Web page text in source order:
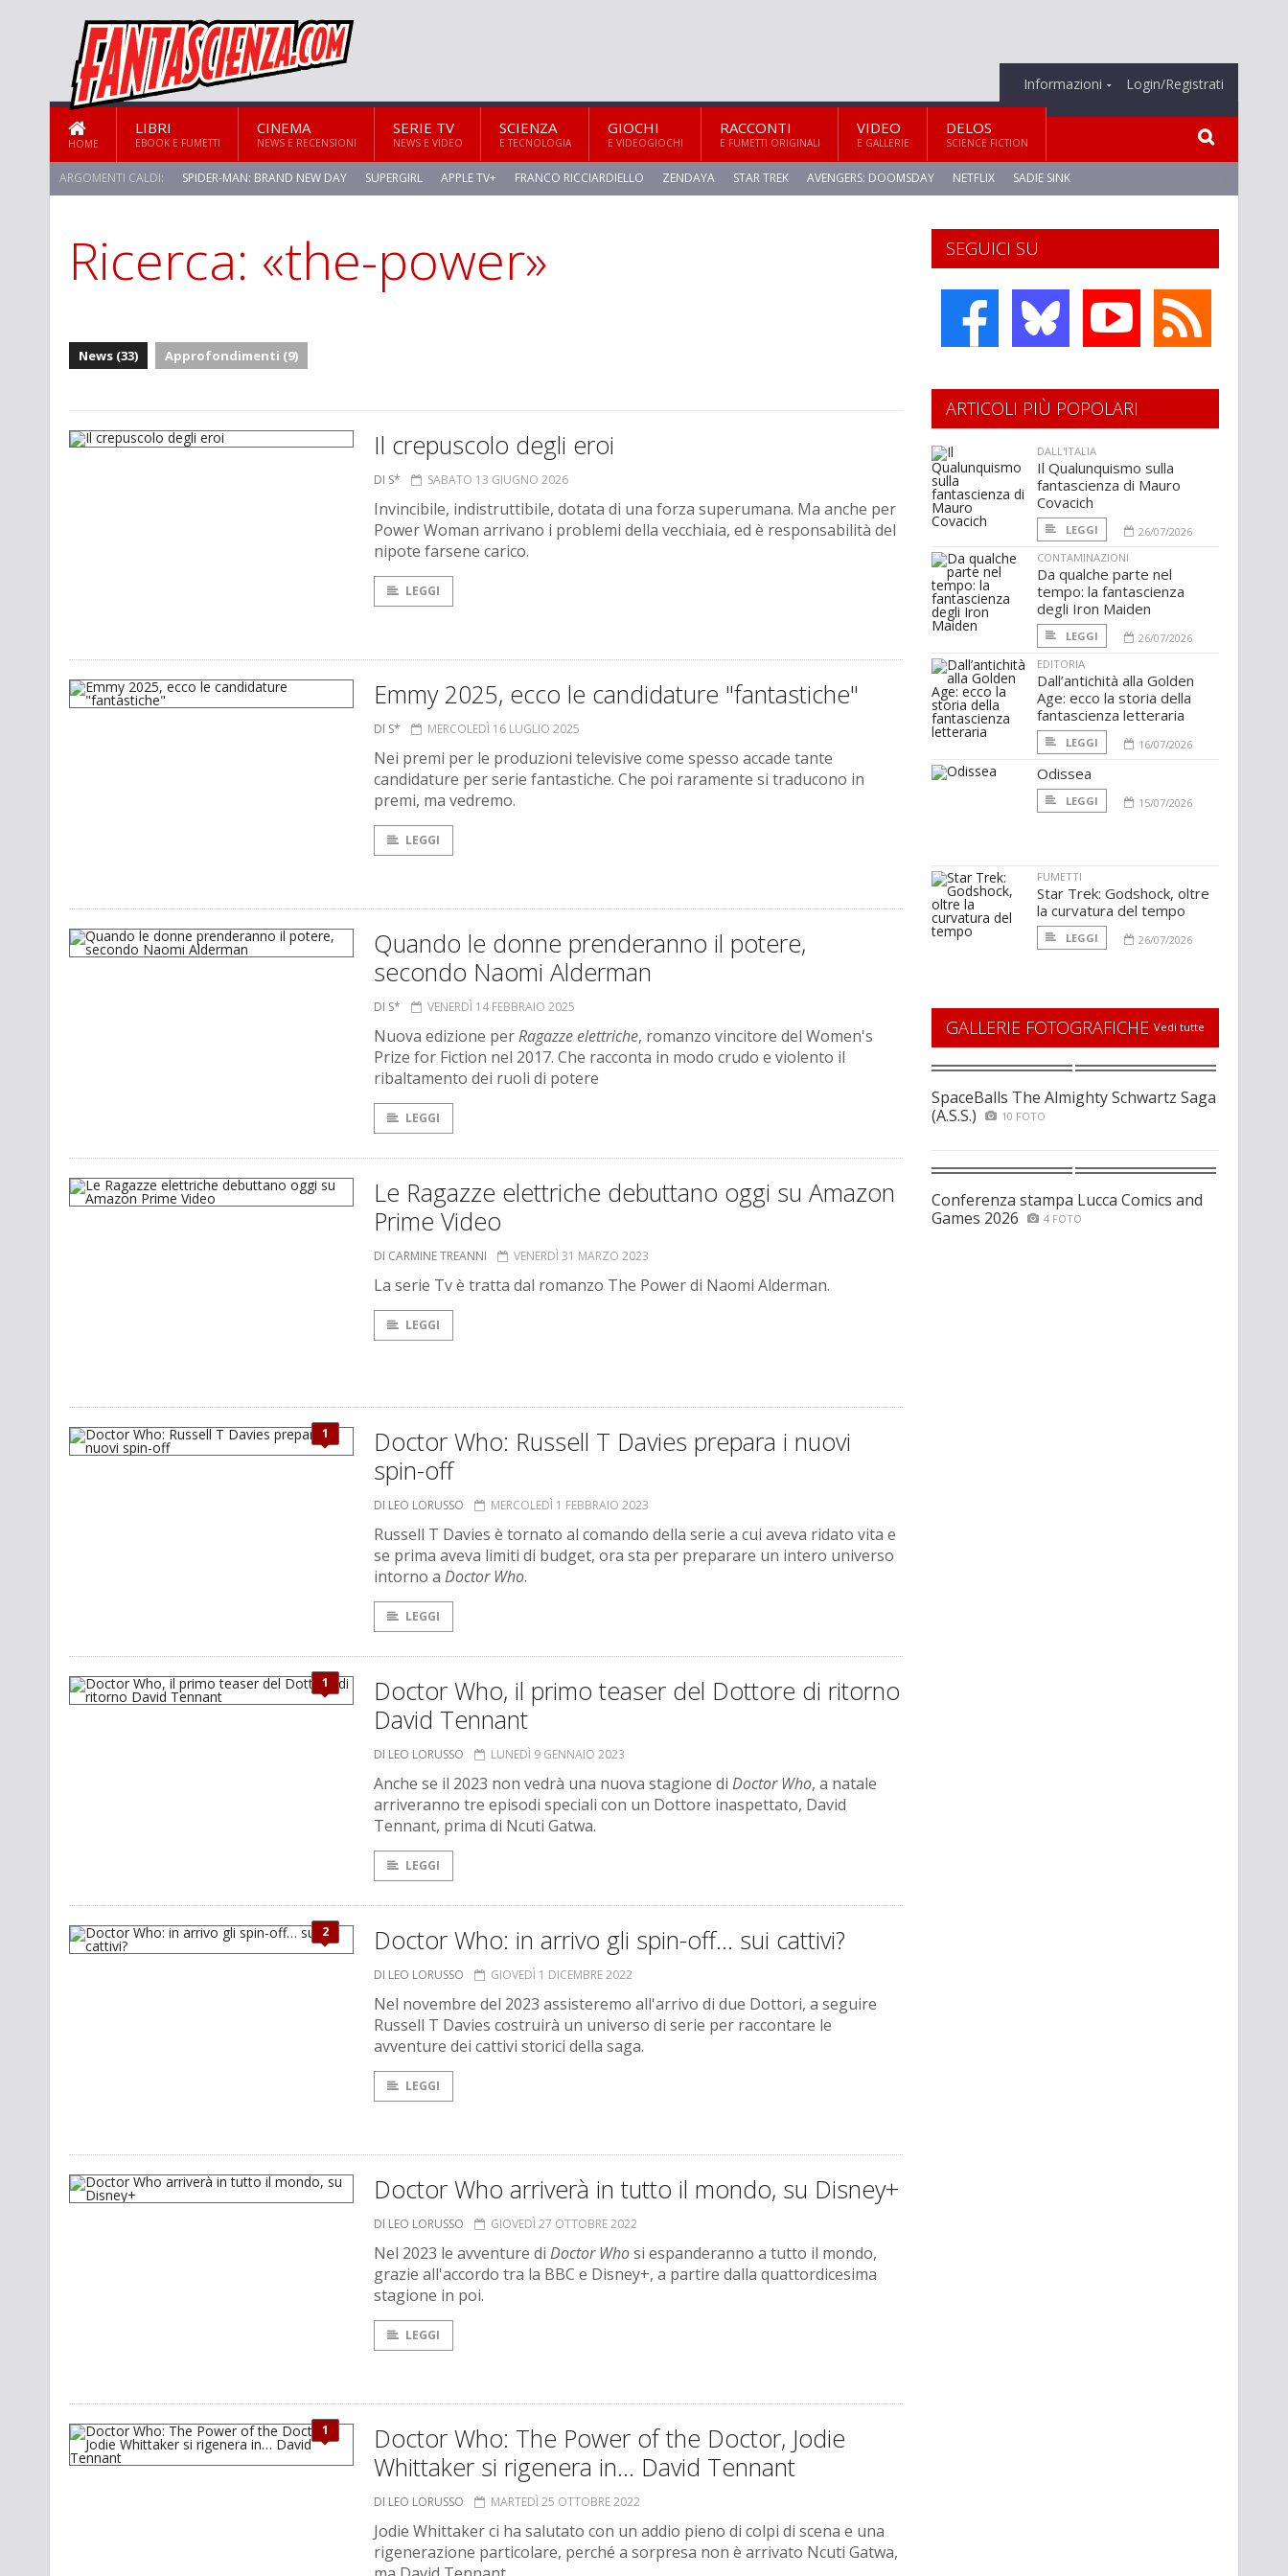
Informazioni Login/Registrati
HOME
LIBRI
EBOOK E FUMETTI
CINEMA
NEWS E RECENSIONI
SERIE TV
NEWS E VIDEO
SCIENZA
E TECNOLOGIA
GIOCHI
E VIDEOGIOCHI
RACCONTI
E FUMETTI ORIGINALI
VIDEO
E GALLERIE
DELOS
SCIENCE FICTION
ARGOMENTI CALDI: SPIDER-MAN: BRAND NEW DAY SUPERGIRL APPLE TV+ FRANCO RICCIARDIELLO ZENDAYA STAR TREK AVENGERS: DOOMSDAY NETFLIX SADIE SINK
STAR TREK: STRANGE NEW WORLDS
Ricerca: «the-power»
News (33) Approfondimenti (9)
Il crepuscolo degli eroi
DI S* SABATO 13 GIUGNO 2026
Invincibile, indistruttibile, dotata di una forza superumana. Ma anche per
Power Woman arrivano i problemi della vecchiaia, ed è responsabilità del
nipote farsene carico.
LEGGI
Emmy 2025, ecco le candidature "fantastiche"
DI S* MERCOLEDÌ 16 LUGLIO 2025
Nei premi per le produzioni televisive come spesso accade tante
candidature per serie fantastiche. Che poi raramente si traducono in
premi, ma vedremo.
LEGGI
Quando le donne prenderanno il potere,
secondo Naomi Alderman
DI S* VENERDÌ 14 FEBBRAIO 2025
Nuova edizione perRagazze elettriche, romanzo vincitore del Women's
Prize for Fiction nel 2017. Che racconta in modo crudo e violento il
ribaltamento dei ruoli di potere
LEGGI
Le Ragazze elettriche debuttano oggi su Amazon
Prime Video
DI CARMINE TREANNI VENERDÌ 31 MARZO 2023
La serie Tv è tratta dal romanzo The Power di Naomi Alderman.
LEGGI
1
Doctor Who: Russell T Davies prepara i nuovi
spin-off
DI LEO LORUSSO MERCOLEDÌ 1 FEBBRAIO 2023
Russell T Davies è tornato al comando della serie a cui aveva ridato vita e
se prima aveva limiti di budget, ora sta per preparare un intero universo
intorno a Doctor Who.
LEGGI
1
Doctor Who, il primo teaser del Dottore di ritorno
David Tennant
DI LEO LORUSSO LUNEDÌ 9 GENNAIO 2023
Anche se il 2023 non vedrà una nuova stagione di Doctor Who, a natale
arriveranno tre episodi speciali con un Dottore inaspettato, David
Tennant, prima di Ncuti Gatwa.
LEGGI
2 Doctor Who: in arrivo gli spin-off… sui cattivi?
DI LEO LORUSSO GIOVEDÌ 1 DICEMBRE 2022
Nel novembre del 2023 assisteremo all'arrivo di due Dottori, a seguire
Russell T Davies costruirà un universo di serie per raccontare le
avventure dei cattivi storici della saga.
LEGGI
Doctor Who arriverà in tutto il mondo, su Disney+
DI LEO LORUSSO GIOVEDÌ 27 OTTOBRE 2022
Nel 2023 le avventure di Doctor Whosi espanderanno a tutto il mondo,
grazie all'accordo tra la BBC e Disney+, a partire dalla quattordicesima
stagione in poi.
LEGGI
1
Doctor Who: The Power of the Doctor, Jodie
Whittaker si rigenera in… David Tennant
DI LEO LORUSSO MARTEDÌ 25 OTTOBRE 2022
Jodie Whittaker ci ha salutato con un addio pieno di colpi di scena e una
rigenerazione particolare, perché a sorpresa non è arrivato Ncuti Gatwa,
SEGUICI SU
ARTICOLI PIÙ POPOLARI
DALL'ITALIA
Il Qualunquismo sulla
fantascienza di Mauro
Covacich
LEGGI
26/07/2026
CONTAMINAZIONI
Da qualche parte nel
tempo: la fantascienza
degli Iron Maiden
LEGGI
26/07/2026
EDITORIA
Dall’antichità alla Golden
Age: ecco la storia della
fantascienza letteraria
LEGGI 16/07/2026
Odissea
LEGGI 15/07/2026
FUMETTI
Star Trek: Godshock, oltre
la curvatura del tempo
LEGGI 26/07/2026
GALLERIE FOTOGRAFICHE Vedi tutte
SpaceBalls The Almighty Schwartz Saga
(A.S.S.)
10 FOTO
Conferenza stampa Lucca Comics and
Games 2026
4 FOTO